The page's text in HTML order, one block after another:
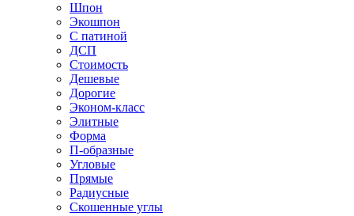
Шпон
Экошпон
С патиной
ДСП
Стоимость
Дешевые
Дорогие
Эконом-класс
Элитные
Форма
П-образные
Угловые
Прямые
Радиусные
Скошенные углы